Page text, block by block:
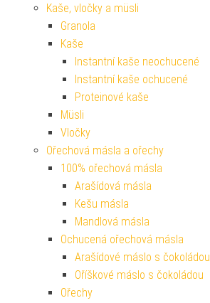
Kaše, vločky a müsli
Granola
Kaše
Instantní kaše neochucené
Instantní kaše ochucené
Proteinové kaše
Müsli
Vločky
Ořechová másla a ořechy
100% ořechová másla
Arašídová másla
Kešu másla
Mandlová másla
Ochucená ořechová másla
Arašídové máslo s čokoládou
Oříškové máslo s čokoládou
Ořechy